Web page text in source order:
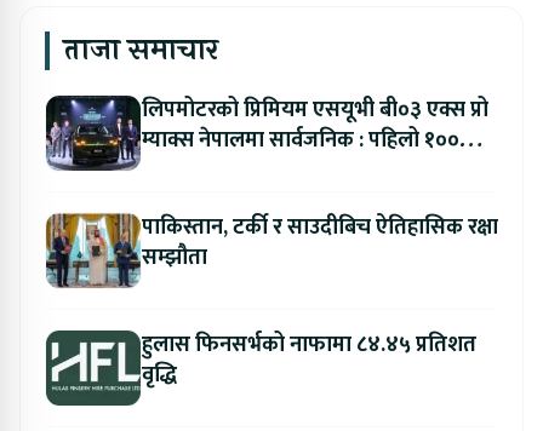
ताजा समाचार
लिपमोटरको प्रिमियम एसयूभी बी०३ एक्स प्रो
म्याक्स नेपालमा सार्वजनिक : पहिलो १००
पाकिस्तान, टर्की र साउदीबिच ऐतिहासिक रक्षा
सम्झौता
हुलास फिनसर्भको नाफामा ८४.४५ प्रतिशत
वृद्धि